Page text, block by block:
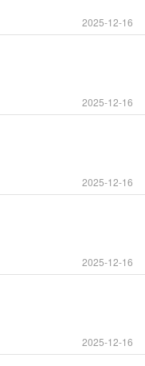
2025-12-16
2025-12-16
2025-12-16
2025-12-16
2025-12-16